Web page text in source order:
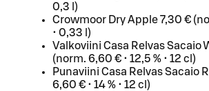
0,3 l)
Crowmoor Dry Apple 7,30 €
• 0,33 l)
Valkoviini Casa Relvas Sacaio
(norm. 6,60 € • 12,5 % • 12 cl)
Punaviini Casa Relvas Sacaio
6,60 € • 14 % • 12 cl)